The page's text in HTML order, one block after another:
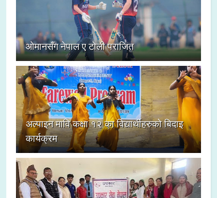
ओमानसँग नेपाल ए टोली पराजित
अल्पाइन मावि कक्षा १२ का विद्यार्थीहरुको बिदाइ
कार्यक्रम